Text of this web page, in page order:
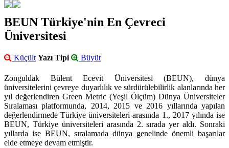
BEUN Türkiye'nin En Çevreci
Üniversitesi
Küçült Yazı Tipi Büyüt
Zonguldak Bülent Ecevit Üniversitesi (BEUN), dünya
üniversitelerini çevreye duyarlılık ve sürdürülebilirlik alanlarında her
yıl değerlendiren Green Metric (Yeşil Ölçüm) Dünya Üniversiteler
Sıralaması platformunda, 2014, 2015 ve 2016 yıllarında yapılan
değerlendirmede Türkiye üniversiteleri arasında 1., 2017 yılında ise
BEUN, Türkiye üniversiteleri arasında 2. sırada yer aldı. Sonraki
yıllarda ise BEUN, sıralamada dünya genelinde önemli başarılar
elde etmeye devam etmiştir.